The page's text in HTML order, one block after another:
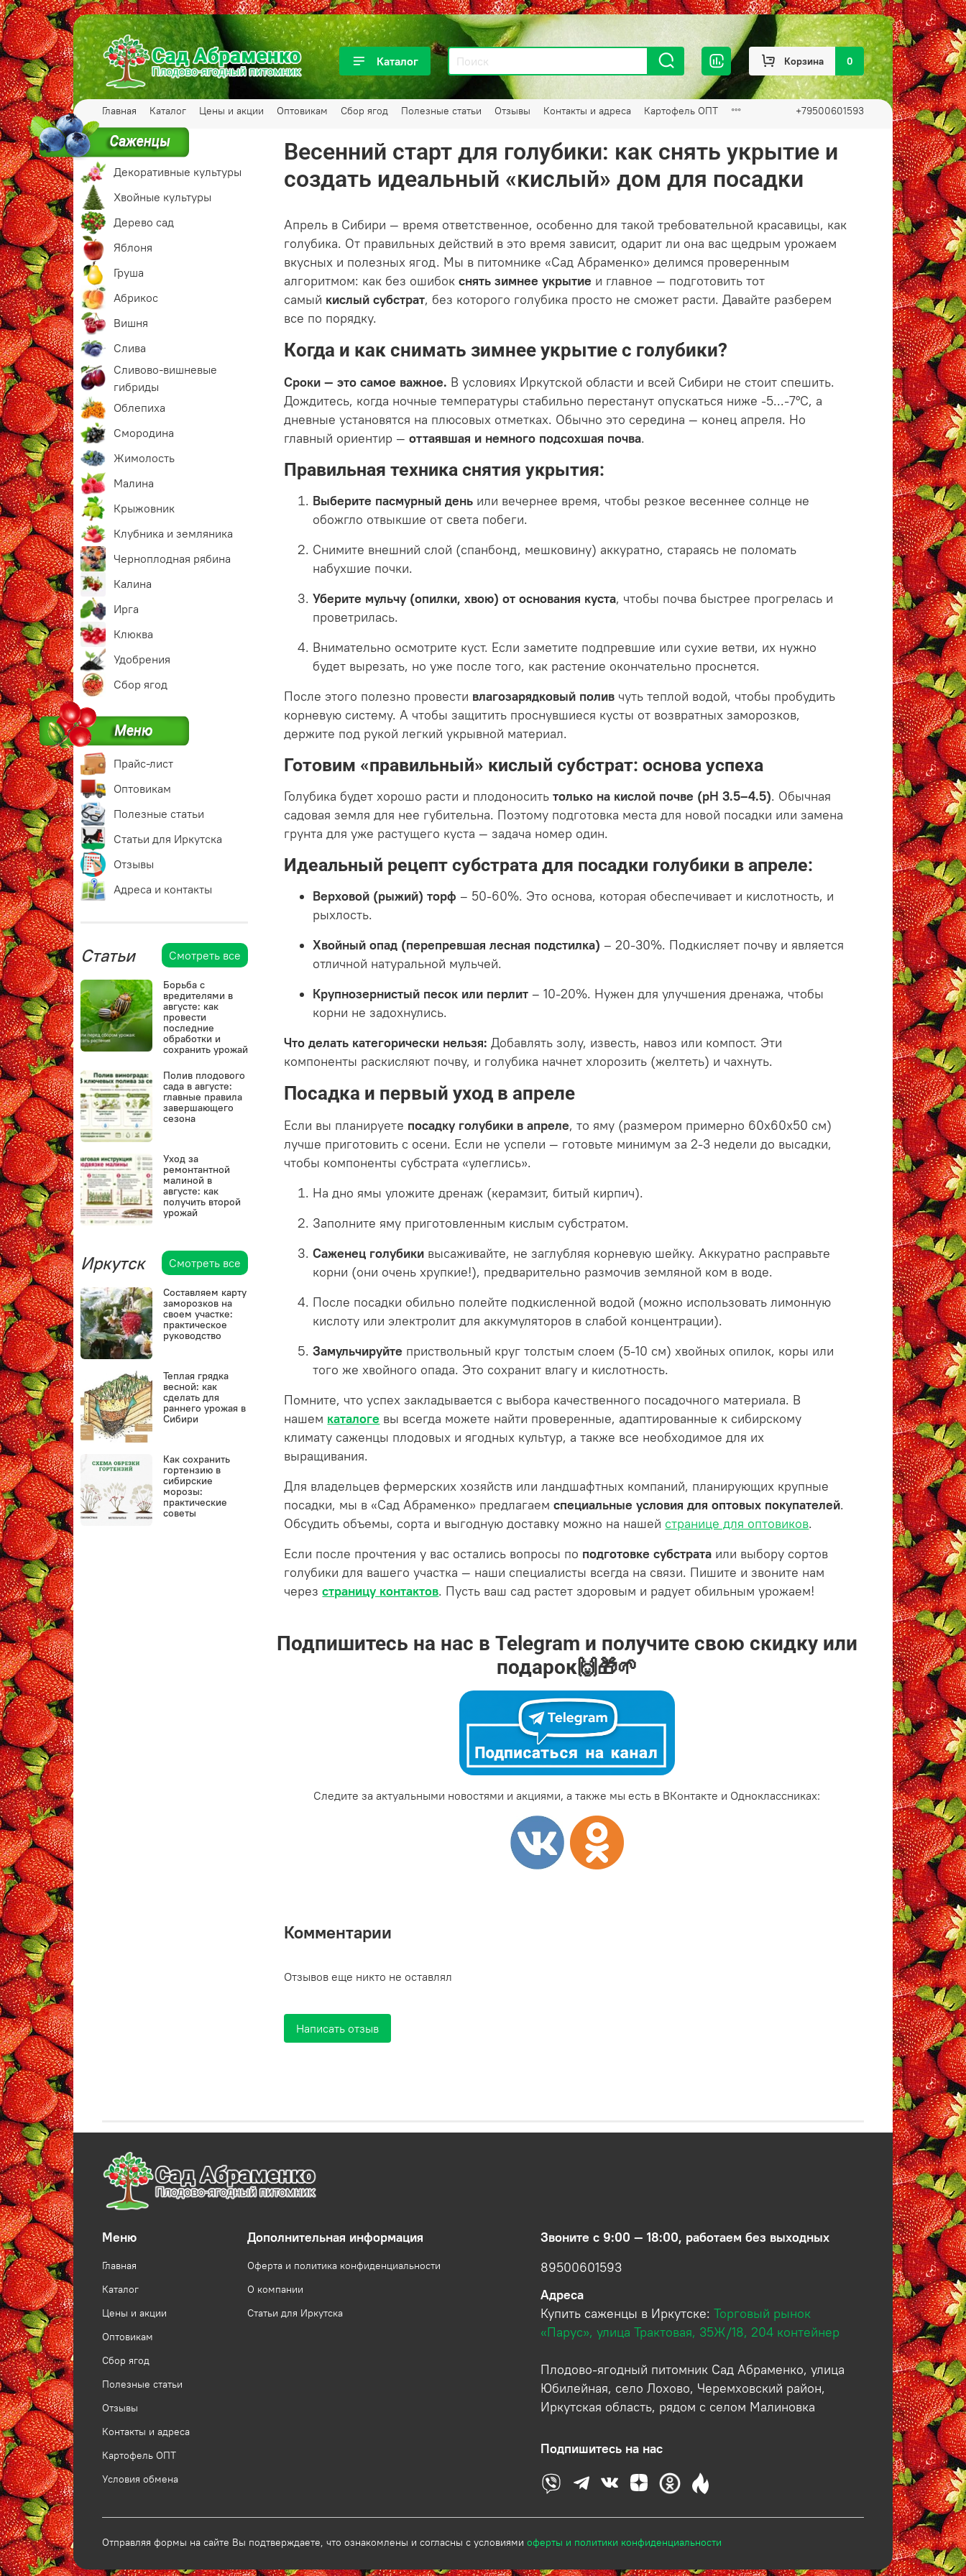
Каталог Корзина 0
Главная Каталог Цены и акции Оптовикам Сбор ягод Полезные статьи Отзывы Контакты и адреса Картофель ОПТ +79500601593
Весенний старт для голубики: как снять укрытие и
создать идеальный «кислый» дом для посадки
Апрель в Сибири — время ответственное, особенно для такой требовательной красавицы, как
голубика. От правильных действий в это время зависит, одарит ли она вас щедрым урожаем
вкусных и полезных ягод. Мы в питомнике «Сад Абраменко» делимся проверенным
алгоритмом: как без ошибокснять зимнее укрытие и главное — подготовить тот
самый кислый субстрат, без которого голубика просто не сможет расти. Давайте разберем
все по порядку.
Когда и как снимать зимнее укрытие с голубики?
Сроки — это самое важное. В условиях Иркутской области и всей Сибири не стоит спешить.
Дождитесь, когда ночные температуры стабильно перестанут опускаться ниже -5...-7°C, а
дневные установятся на плюсовых отметках. Обычно это середина — конец апреля. Но
главный ориентир —оттаявшая и немного подсохшая почва.
Правильная техника снятия укрытия:
Выберите пасмурный день или вечернее время, чтобы резкое весеннее солнце не
обожгло отвыкшие от света побеги.
Снимите внешний слой (спанбонд, мешковину) аккуратно, стараясь не поломать
набухшие почки.
Уберите мульчу (опилки, хвою) от основания куста, чтобы почва быстрее прогрелась и
проветрилась.
Внимательно осмотрите куст. Если заметите подпревшие или сухие ветви, их нужно
будет вырезать, но уже после того, как растение окончательно проснется.
После этого полезно провести влагозарядковый полив чуть теплой водой, чтобы пробудить
корневую систему. А чтобы защитить проснувшиеся кусты от возвратных заморозков,
держите под рукой легкий укрывной материал.
Готовим «правильный» кислый субстрат: основа успеха
Голубика будет хорошо расти и плодоноситьтолько на кислой почве (pH 3.5–4.5). Обычная
садовая земля для нее губительна. Поэтому подготовка места для новой посадки или замена
грунта для уже растущего куста — задача номер один.
Идеальный рецепт субстрата для посадки голубики в апреле:
Верховой (рыжий) торф – 50-60%. Это основа, которая обеспечивает и кислотность, и
рыхлость.
Хвойный опад (перепревшая лесная подстилка) – 20-30%. Подкисляет почву и является
отличной натуральной мульчей.
Крупнозернистый песок или перлит – 10-20%. Нужен для улучшения дренажа, чтобы
корни не задохнулись.
Что делать категорически нельзя: Добавлять золу, известь, навоз или компост. Эти
компоненты раскисляют почву, и голубика начнет хлорозить (желтеть) и чахнуть.
Посадка и первый уход в апреле
Если вы планируете посадку голубики в апреле, то яму (размером примерно 60х60х50 см)
лучше приготовить с осени. Если не успели — готовьте минимум за 2-3 недели до высадки,
чтобы компоненты субстрата «улеглись».
На дно ямы уложите дренаж (керамзит, битый кирпич).
Заполните яму приготовленным кислым субстратом.
Саженец голубики высаживайте, не заглубляя корневую шейку. Аккуратно расправьте
корни (они очень хрупкие!), предварительно размочив земляной ком в воде.
После посадки обильно полейте подкисленной водой (можно использовать лимонную
кислоту или электролит для аккумуляторов в слабой концентрации).
Замульчируйте приствольный круг толстым слоем (5-10 см) хвойных опилок, коры или
того же хвойного опада. Это сохранит влагу и кислотность.
Помните, что успех закладывается с выбора качественного посадочного материала. В
нашем каталоге вы всегда можете найти проверенные, адаптированные к сибирскому
климату саженцы плодовых и ягодных культур, а также все необходимое для их
выращивания.
Для владельцев фермерских хозяйств или ландшафтных компаний, планирующих крупные
посадки, мы в «Сад Абраменко» предлагаемспециальные условия для оптовых покупателей.
Обсудить объемы, сорта и выгодную доставку можно на нашей странице для оптовиков.
Если после прочтения у вас остались вопросы по подготовке субстрата или выбору сортов
голубики для вашего участка — наши специалисты всегда на связи. Пишите и звоните нам
черезстраницу контактов. Пусть ваш сад растет здоровым и радует обильным урожаем!
Подпишитесь на нас в Telegram и получите свою скидку или
подарок🙌🎁🌱
Следите за актуальными новостями и акциями, а также мы есть в ВКонтакте и Одноклассниках:
Комментарии
Отзывов еще никто не оставлял
Написать отзыв
Декоративные культуры
Хвойные культуры
Дерево сад
Яблоня
Груша
Абрикос
Вишня
Слива
Сливово-вишневые
гибриды
Облепиха
Смородина
Жимолость
Малина
Крыжовник
Клубника и земляника
Черноплодная рябина
Калина
Ирга
Клюква
Удобрения
Сбор ягод
Прайс-лист
Оптовикам
Полезные статьи
Статьи для Иркутска
Отзывы
Адреса и контакты
Статьи Смотреть все
Борьба с
вредителями в
августе: как
провести
последние
обработки и
сохранить урожай
Полив плодового
сада в августе:
главные правила
завершающего
сезона
Уход за
ремонтантной
малиной в
августе: как
получить второй
урожай
Иркутск Смотреть все
Составляем карту
заморозков на
своем участке:
практическое
руководство
Теплая грядка
весной: как
сделать для
раннего урожая в
Сибири
Как сохранить
гортензию в
сибирские
морозы:
практические
советы
Меню
Главная
Каталог
Цены и акции
Оптовикам
Сбор ягод
Полезные статьи
Отзывы
Контакты и адреса
Картофель ОПТ
Условия обмена
Дополнительная информация
Оферта и политика конфиденциальности
О компании
Статьи для Иркутска
Звоните с 9:00 — 18:00, работаем без выходных
89500601593
Адреса
Купить саженцы в Иркутске: Торговый рынок
«Парус», улица Трактовая, 35Ж/18, 204 контейнер
Плодово-ягодный питомник Сад Абраменко, улица
Юбилейная, село Лохово, Черемховский район,
Иркутская область, рядом с селом Малиновка
Подпишитесь на нас
Отправляя формы на сайте Вы подтверждаете, что ознакомлены и согласны с условиями оферты и политики конфиденциальности